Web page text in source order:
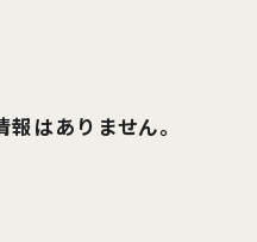
はありません。